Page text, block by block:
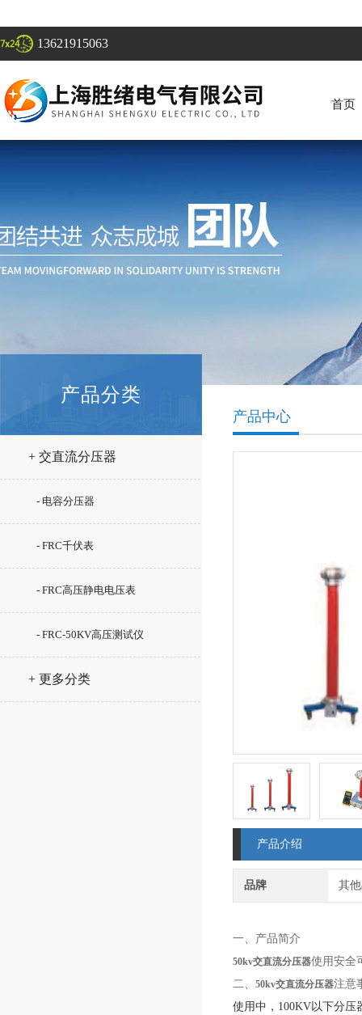
13621915063
首页
产品分类
+ 交直流分压器
- 电容分压器
- FRC千伏表
- FRC高压静电电压表
- FRC-50KV高压测试仪
+ 更多分类
产品中心
产品介绍
品牌 其
一、产品简介
50kv交直流分压器使用安全
二、 50kv交直流分压器注意
使用中，100KV以下分压